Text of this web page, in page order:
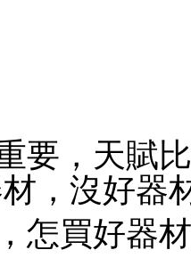
要，天賦
，沒好器
怎買好器